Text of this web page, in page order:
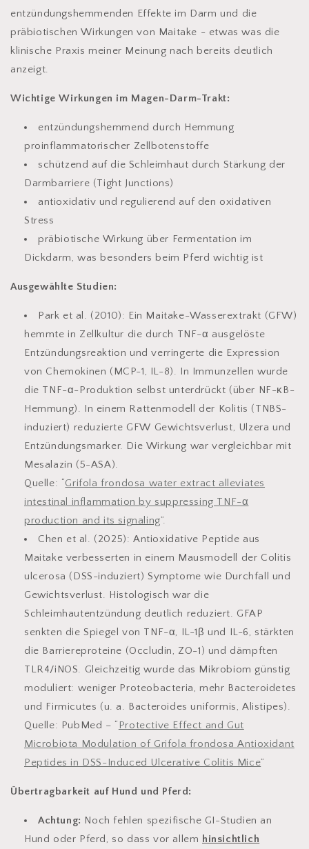
entzündungshemmenden Effekte im Darm und die
präbiotischen Wirkungen von Maitake - etwas was die
klinische Praxis meiner Meinung nach bereits deutlich
anzeigt.
Wichtige Wirkungen im Magen-Darm-Trakt:
entzündungshemmend durch Hemmung
proinflammatorischer Zellbotenstoffe
schützend auf die Schleimhaut durch Stärkung der
Darmbarriere (Tight Junctions)
antioxidativ und regulierend auf den oxidativen
Stress
präbiotische Wirkung über Fermentation im
Dickdarm, was besonders beim Pferd wichtig ist
Ausgewählte Studien:
Park et al. (2010): Ein Maitake-Wasserextrakt (GFW)
hemmte in Zellkultur die durch TNF-α ausgelöste
Entzündungsreaktion und verringerte die Expression
von Chemokinen (MCP-1, IL-8). In Immunzellen wurde
die TNF-α-Produktion selbst unterdrückt (über NF-κB-
Hemmung). In einem Rattenmodell der Kolitis (TNBS-
induziert) reduzierte GFW Gewichtsverlust, Ulzera und
Entzündungsmarker. Die Wirkung war vergleichbar mit
Mesalazin (5-ASA).
Quelle: “Grifola frondosa water extract alleviates
intestinal inflammation by suppressing TNF-α
production and its signaling”.
Chen et al. (2025): Antioxidative Peptide aus
Maitake verbesserten in einem Mausmodell der Colitis
ulcerosa (DSS-induziert) Symptome wie Durchfall und
Gewichtsverlust. Histologisch war die
Schleimhautentzündung deutlich reduziert. GFAP
senkten die Spiegel von TNF-α, IL-1β und IL-6, stärkten
die Barriereproteine (Occludin, ZO-1) und dämpften
TLR4/iNOS. Gleichzeitig wurde das Mikrobiom günstig
moduliert: weniger Proteobacteria, mehr Bacteroidetes
und Firmicutes (u. a. Bacteroides uniformis,Alistipes).
Quelle: PubMed – “ Protective Effect and Gut
Microbiota Modulation of Grifola frondosa Antioxidant
Peptides in DSS-Induced Ulcerative Colitis Mice”
Übertragbarkeit auf Hund und Pferd:
Achtung: Noch fehlen spezifische GI-Studien an
Hund oder Pferd, so dass vor allem hinsichtlich